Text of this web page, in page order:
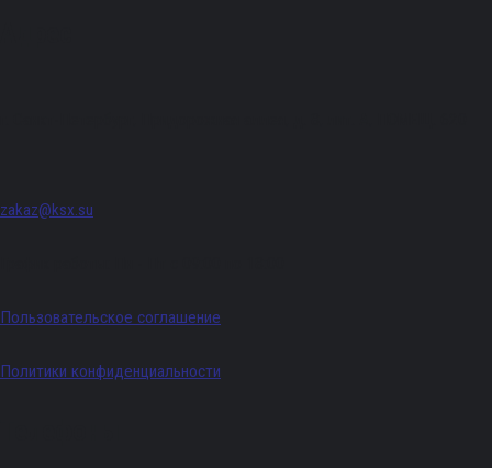
zakaz@ksx.su
Пользовательское соглашение
Политики конфиденциальности